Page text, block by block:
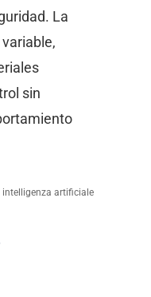
La
sin
artificiale